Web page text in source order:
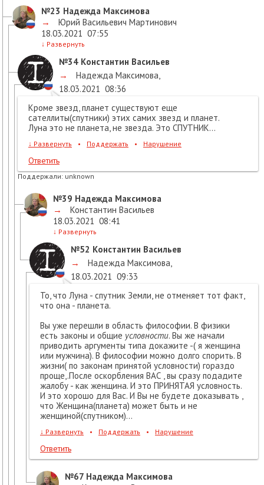
№23 Надежда Максимова
→
Юрий Васильевич Мартинович
18.03.2021 07:55
↓ Развернуть
№34 Константин Васильев
→
Надежда Максимова,
18.03.2021 08:36
Кроме звезд, планет существуют еще
сателлиты(спутники) этих самих звезд и планет.
Луна это не планета, не звезда. Это СПУТНИК...
↓ Развернуть • Поддержать • Нарушение
Ответить
Поддержали: unknown
№39 Надежда Максимова
→
Константин Васильев
18.03.2021 08:41
↓ Развернуть
№52 Константин Васильев
→
Надежда Максимова,
18.03.2021 09:33
То, что Луна - спутник Земли, не отменяет тот факт,
что она - планета.
Вы уже перешли в область философии. В физики
есть законы и общие условности. Вы же начали
приводить аргументы типа докажите -( я женщина
или мужчина). В философии можно долго спорить. В
жизни( по законам принятой условности) гораздо
проще,.После оскорбления ВАС , вы сразу подадите
жалобу - как женщина. И это ПРИНЯТАЯ условность.
И это хорошо для Вас. И Вы не будете доказывать ,
что Женщина(планета) может быть и не
женщиной(спутником)...
↓ Развернуть • Поддержать • Нарушение
Ответить
№67 Надежда Максимова